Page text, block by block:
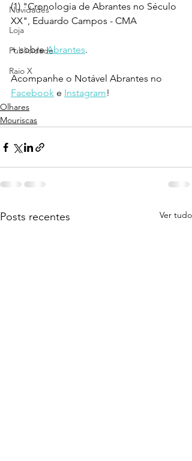
Novidades
Loja
Publicidade
Raio X
(1) "Cronologia de Abrantes no Século
XX", Eduardo Campos - CMA
+ sobre Abrantes.
Acompanhe o Notável Abrantes no
Facebook e Instagram!
Olhares
Mouriscas
Posts recentes Ver tudo